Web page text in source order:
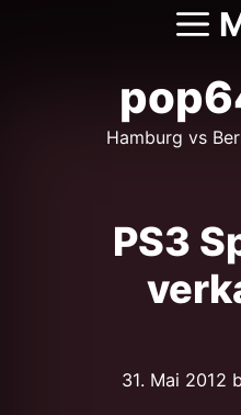
Hamburg vs
PS3
31. Mai 2012